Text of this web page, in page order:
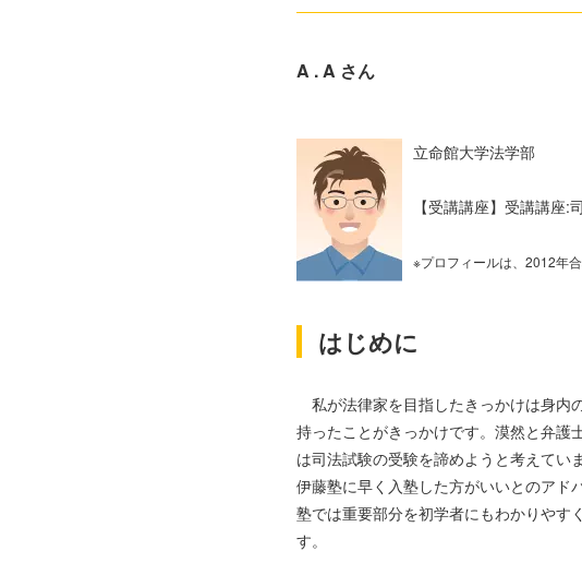
A . A さん
立命館大学法学部
【受講講座】 受講講座:
※プロフィールは、2012年合
はじめに
私が法律家を目指したきっかけは身内
持ったことがきっかけです。漠然と弁護
は司法試験の受験を諦めようと考えてい
伊藤塾に早く入塾した方がいいとのアド
塾では重要部分を初学者にもわかりやす
す。